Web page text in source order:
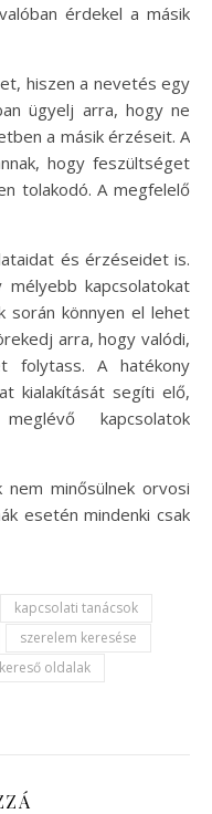
érdekel a másik
hiszen a nevetés egy
ügyelj arra, hogy ne
a másik érzéseit. A
hogy feszültséget
tolakodó. A megfelelő
és érzéseidet is.
kapcsolatokat
során könnyen el lehet
arra, hogy valódi,
folytass. A hatékony
kialakítását segíti elő,
kapcsolatok
minősülnek orvosi
esetén mindenki csak
kapcsolati tanácsok
szerelem keresése
oldalak